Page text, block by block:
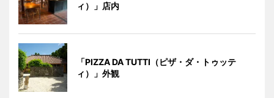
ィ）」店内
「PIZZA DA TUTTI（ピザ・ダ・トゥッテ
ィ）」外観